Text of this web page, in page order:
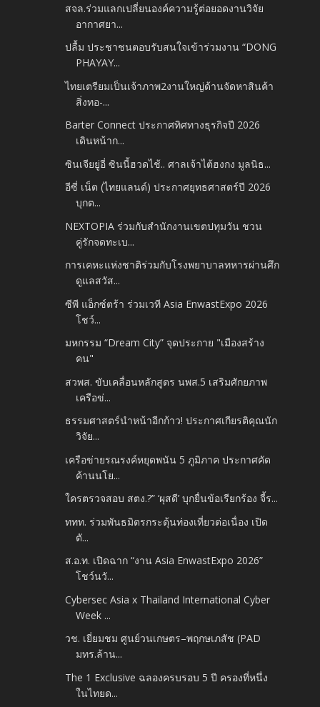
สจล.ร่วมแลกเปลี่ยนองค์ความรู้ต่อยอดงานวิจัย
อากาศยา...
ปลื้ม​ ประชาชนตอบรับสนใจเข้าร่วมงาน​ “DONG
PHAYAY...
ไทยเตรียมเป็นเจ้าภาพ2งานใหญ่ด้านจัดหาสินค้า
สิ่งทอ-...
Barter Connect ประกาศทิศทางธุรกิจปี 2026
เดินหน้าก...
ซินเจียยู่อี่ ซินนี้ฮวดไช้.. ศาลเจ้าไต้ฮงกง มูลนิธ...
อีซี่ เน็ต (ไทยแลนด์) ประกาศยุทธศาสตร์ปี 2026
บุกต...
NEXTOPIA ร่วมกับสำนักงานเขตปทุมวัน ชวน
คู่รักจดทะเบ...
การเคหะแห่งชาติร่วมกับโรงพยาบาลทหารผ่านศึก
ดูแลสวัส...
ซีพี แอ็กซ์ตร้า ร่วมเวที Asia EnwastExpo 2026
โชว์...
มหกรรม “Dream City” จุดประกาย "เมืองสร้าง
คน"
สวพส. ขับเคลื่อนหลักสูตร นพส.5 เสริมศักยภาพ
เครือข่...
ธรรมศาสตร์นำหน้าอีกก้าว! ประกาศเกียรติคุณนัก
วิจัย...
เครือข่ายรณรงค์หยุดพนัน 5 ภูมิภาค ประกาศคัด
ค้านนโย...
ใครตรวจสอบ สตง.?” ‘ผุสดี’ บุกยื่นข้อเรียกร้อง จี้ร...
ททท. ร่วมพันธมิตรกระตุ้นท่องเที่ยวต่อเนื่อง เปิด
ตั...
ส.อ.ท. เปิดฉาก “งาน Asia EnwastExpo 2026”
โชว์นวั...
Cybersec Asia x Thailand International Cyber
Week ...
วช. เยี่ยมชม ศูนย์วนเกษตร–พฤกษเภสัช (PAD
มทร.ล้าน...
The 1 Exclusive ฉลองครบรอบ 5 ปี ครองที่หนึ่ง
ในไทยด...